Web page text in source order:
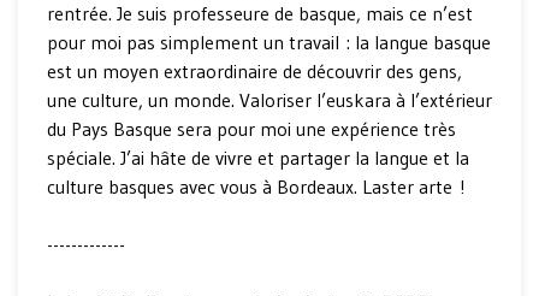
rentrée. Je suis professeure de basque, mais ce n’est
pour moi pas simplement un travail : la langue basque
est un moyen extraordinaire de découvrir des gens,
une culture, un monde. Valoriser l’euskara à l’extérieur
du Pays Basque sera pour moi une expérience très
spéciale. J’ai hâte de vivre et partager la langue et la
culture basques avec vous à Bordeaux. Laster arte !
-------------